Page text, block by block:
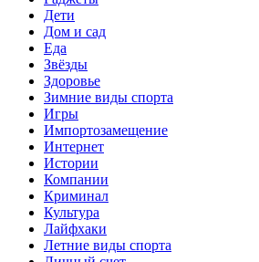
Дети
Дом и сад
Еда
Звёзды
Здоровье
Зимние виды спорта
Игры
Импортозамещение
Интернет
Истории
Компании
Криминал
Культура
Лайфхаки
Летние виды спорта